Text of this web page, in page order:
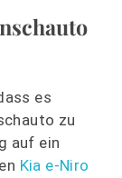
es
zu
auf ein
Kia e-Niro